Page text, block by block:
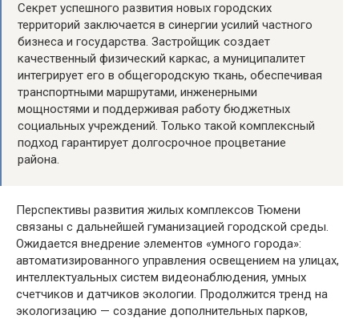
Секрет успешного развития новых городских
территорий заключается в синергии усилий частного
бизнеса и государства. Застройщик создает
качественный физический каркас, а муниципалитет
интегрирует его в общегородскую ткань, обеспечивая
транспортными маршрутами, инженерными
мощностями и поддерживая работу бюджетных
социальных учреждений. Только такой комплексный
подход гарантирует долгосрочное процветание
района.
Перспективы развития жилых комплексов Тюмени
связаны с дальнейшей гуманизацией городской среды.
Ожидается внедрение элементов «умного города»:
автоматизированного управления освещением на улицах,
интеллектуальных систем видеонаблюдения, умных
счетчиков и датчиков экологии. Продолжится тренд на
экологизацию — создание дополнительных парков,